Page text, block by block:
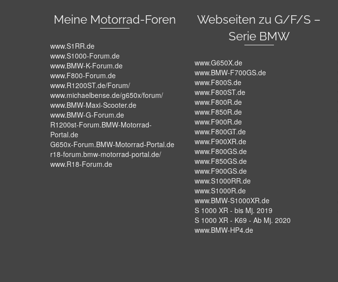
Meine Motorrad-Foren
www.S1RR.de
www.S1000-Forum.de
www.BMW-K-Forum.de
www.F800-Forum.de
www.R1200ST.de/Forum/
www.michaelbense.de/g650x/forum/
www.BMW-Maxi-Scooter.de
www.BMW-G-Forum.de
R1200st-Forum.BMW-Motorrad-
Portal.de
G650x-Forum.BMW-Motorrad-Portal.de
r18-forum.bmw-motorrad-portal.de/
www.R18-Forum.de
Webseiten zu G/F/S –
Serie BMW
www.G650X.de
www.BMW-F700GS.de
www.F800S.de
www.F800ST.de
www.F800R.de
www.F850R.de
www.F900R.de
www.F800GT.de
www.F900XR.de
www.F800GS.de
www.F850GS.de
www.F900GS.de
www.S1000RR.de
www.S1000R.de
www.BMW-S1000XR.de
S 1000 XR - bis Mj. 2019
S 1000 XR - K69 - Ab Mj. 2020
www.BMW-HP4.de